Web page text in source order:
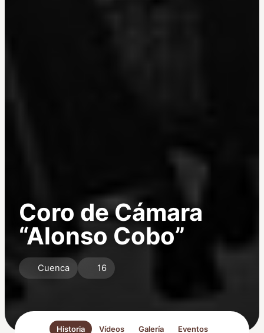
Coro de Cámara
“Alonso Cobo”
Cuenca 16
Historia Vídeos Galería Eventos